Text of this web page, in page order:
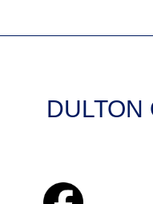
DULTON